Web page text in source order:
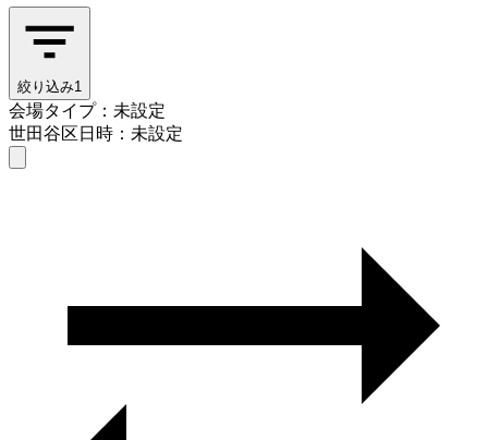
絞り込み1
会場タイプ：未設定
世田谷区日時：未設定